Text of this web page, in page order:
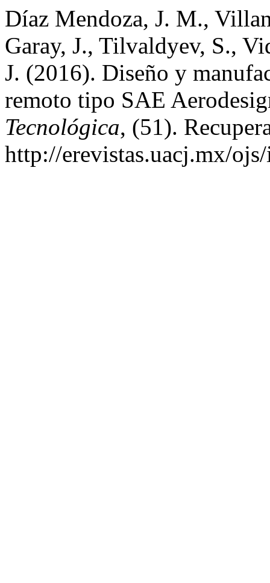
Díaz Mendoza, J. M.,
Garay, J., Tilvaldyev, S.,
J. (2016). Diseño y
remoto tipo SAE
Tecnológica, (51).
http://erevistas.uacj.mx/